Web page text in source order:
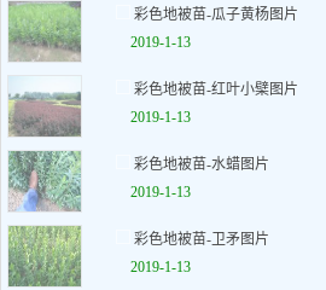
彩色地被苗-瓜子黄杨图片
2019-1-13
彩色地被苗-红叶小檗图片
2019-1-13
彩色地被苗-水蜡图片
2019-1-13
彩色地被苗-卫矛图片
2019-1-13